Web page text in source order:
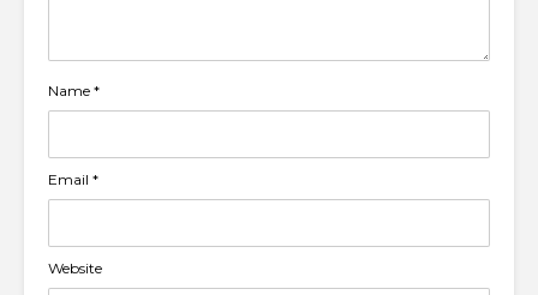
Name *
Email *
Website